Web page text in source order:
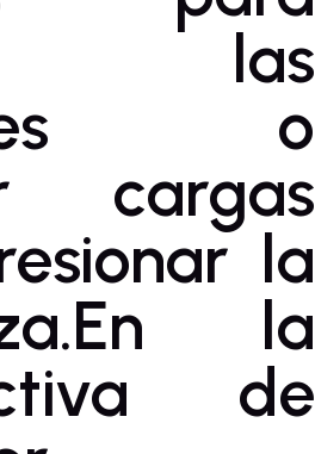
las
o
cargas
la
la
de